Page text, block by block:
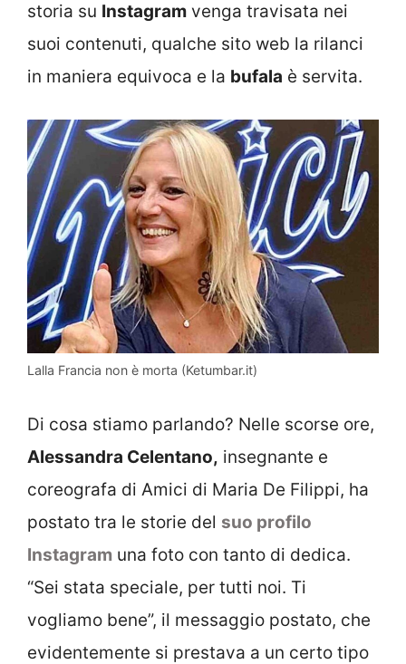
storia su Instagram venga travisata nei
suoi contenuti, qualche sito web la rilanci
in maniera equivoca e la bufala è servita.
Lalla Francia non è morta (Ketumbar.it)
Di cosa stiamo parlando? Nelle scorse ore,
Alessandra Celentano, insegnante e
coreografa di Amici di Maria De Filippi, ha
postato tra le storie del suo profilo
Instagram una foto con tanto di dedica.
“Sei stata speciale, per tutti noi. Ti
vogliamo bene”, il messaggio postato, che
evidentemente si prestava a un certo tipo